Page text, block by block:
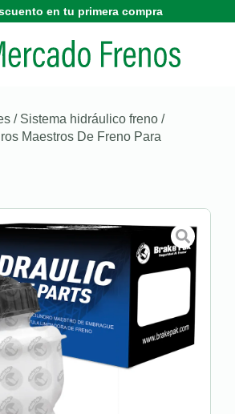
en tu primera compra
/ Sistema hidráulico freno /
Maestros De Freno Para